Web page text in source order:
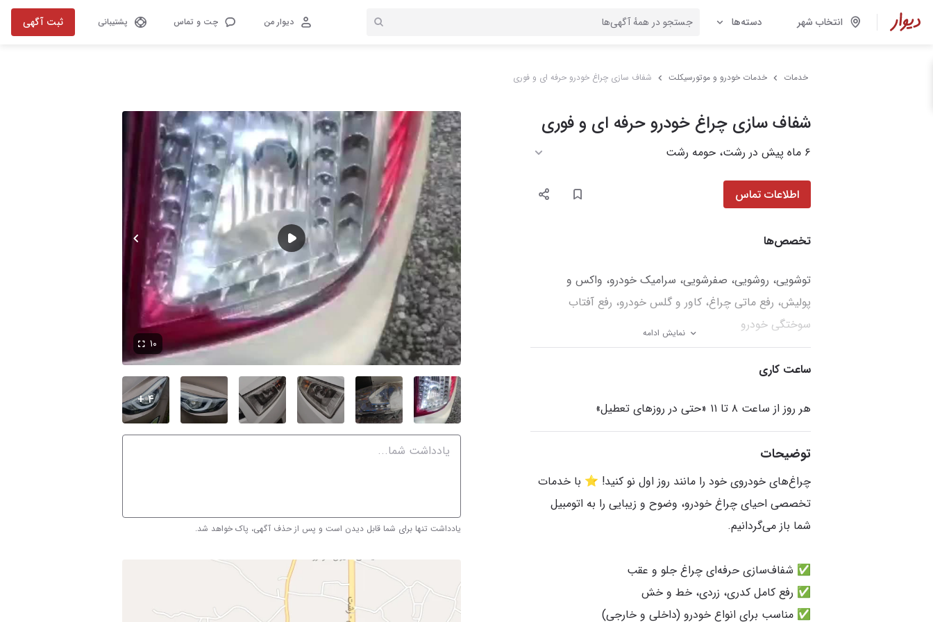
انتخاب شهر دسته‌ها دیوار من چت و تماس پشتیبانی ثبت آگهی
خدمات خدمات خودرو و موتورسیکلت شفاف سازی چراغ خودرو حرفه ای و فوری
شفاف سازی چراغ خودرو حرفه ای و فوری
۶ ماه پیش در رشت، حومه رشت
اطلاعات تماس
تخصص‌ها
توشویی، روشویی، صفرشویی، سرامیک خودرو، واکس و
پولیش، رفع ماتی چراغ، کاور و گلس خودرو، رفع آفتاب
سوختگی خودرو
نمایش ادامه
ساعت کاری
هر روز از ساعت ۸ تا ۱۱ «حتی در روزهای تعطیل»
توضیحات
چراغ‌های خودروی خود را مانند روز اول نو کنید! ⭐️ با خدمات
تخصصی احیای چراغ خودرو، وضوح و زیبایی را به اتومبیل
تصویر 1 از 10
play-f
۱۰
۴ +
یادداشت تنها برای شما قابل دیدن است و پس از حذف آگهی، پاک خواهد شد.